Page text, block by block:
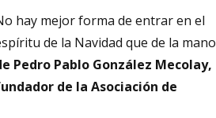
hay mejor forma de entrar en el
de la Navidad que de la mano
Pedro Pablo González Mecolay,
de la Asociación de